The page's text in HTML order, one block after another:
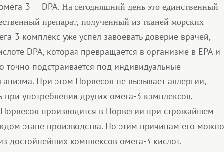
3 — DPA. На сегодняшний день это единственный
препарат, полученный из тканей морских
3 комплекс уже успел завоевать доверие врачей,
DPA, которая превращается в организме в EPA и
точно подстраивается под индивидуальные
При этом Норвесол не вызывает аллергии,
при употреблении других омега-3 комплексов,
производится в Норвегии при строжайшем
этапе производства. По этим причинам его можно
достойнейших комплексов омега-3 кислот.